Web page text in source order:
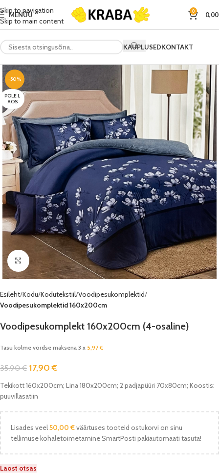
Skip to navigation
Skip to main content
MENÜÜ 0
KAUPLUSEDKONTAKT
-50%
POLE L
AOS
Vaata pilti
Esileht Kodu Kodutekstiil Voodipesukomplektid
Voodipesukomplektid 160x200cm
Voodipesukomplekt 160x200cm (4-osaline)
Tasu kolme võrdse maksena 3 x 5,97€
35,90€ 17,90€
Tekikott 160x200cm; Lina 180x200cm; 2 padjapüüri 70x80cm; Koostis:
puuvillasatiin
Lisades veel50,00 €väärtuses tooteid ostukorvi on sinu
tellimuse kohaletoimetamine SmartPosti pakiautomaati tasuta!
Laost otsas